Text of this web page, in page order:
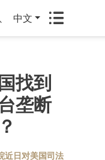
中文
找到
垄断
近日对美国司法